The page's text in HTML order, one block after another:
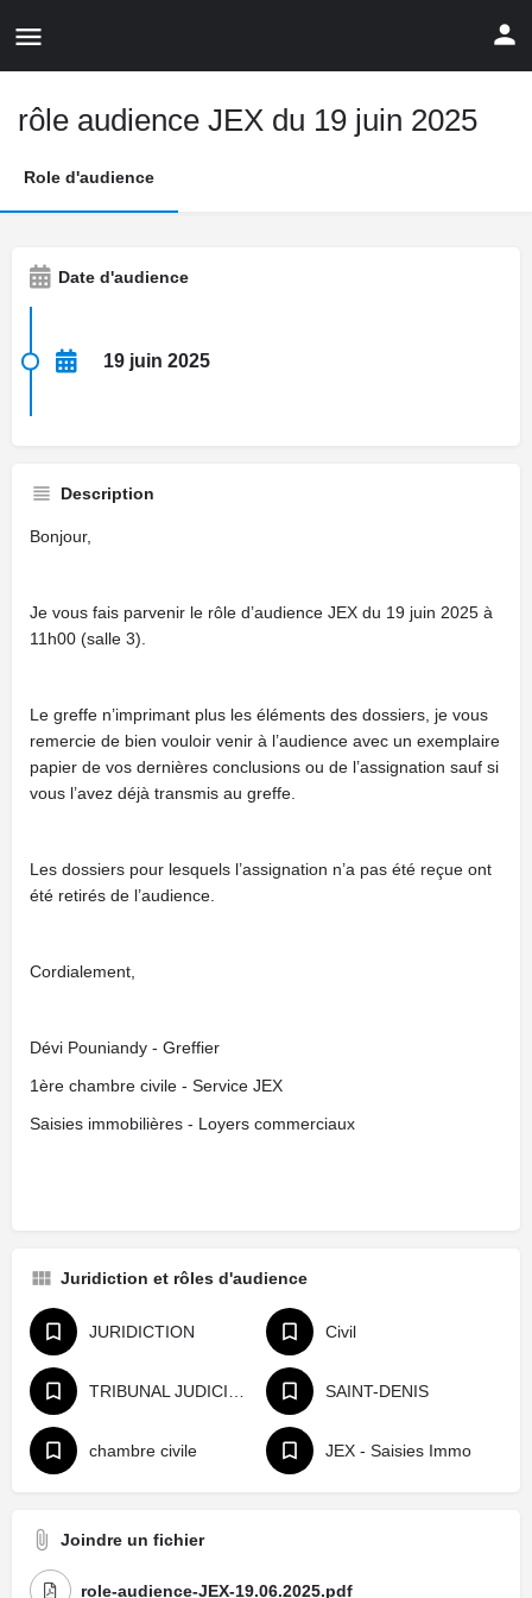
rôle audience JEX du 19 juin 2025
Role d'audience
Date d'audience
19 juin 2025
Description
Bonjour,
Je vous fais parvenir le rôle d’audience JEX du 19 juin 2025 à
11h00 (salle 3).
Le greffe n’imprimant plus les éléments des dossiers, je vous
remercie de bien vouloir venir à l’audience avec un exemplaire
papier de vos dernières conclusions ou de l’assignation sauf si
vous l’avez déjà transmis au greffe.
Les dossiers pour lesquels l’assignation n’a pas été reçue ont
été retirés de l’audience.
Cordialement,
Dévi Pouniandy - Greffier
1ère chambre civile - Service JEX
Saisies immobilières - Loyers commerciaux
Juridiction et rôles d'audience
JURIDICTION Civil
SAINT-DENIS
chambre civile JEX - Saisies Immo
Joindre un fichier
role-audience-JEX-19.06.2025.pdf